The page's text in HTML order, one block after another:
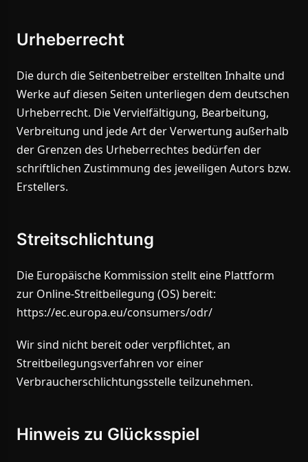
Urheberrecht
Die durch die Seitenbetreiber erstellten Inhalte und
Werke auf diesen Seiten unterliegen dem deutschen
Urheberrecht. Die Vervielfältigung, Bearbeitung,
Verbreitung und jede Art der Verwertung außerhalb
der Grenzen des Urheberrechtes bedürfen der
schriftlichen Zustimmung des jeweiligen Autors bzw.
Erstellers.
Streitschlichtung
Die Europäische Kommission stellt eine Plattform
zur Online-Streitbeilegung (OS) bereit:
https://ec.europa.eu/consumers/odr/
Wir sind nicht bereit oder verpflichtet, an
Streitbeilegungsverfahren vor einer
Verbraucherschlichtungsstelle teilzunehmen.
Hinweis zu Glücksspiel